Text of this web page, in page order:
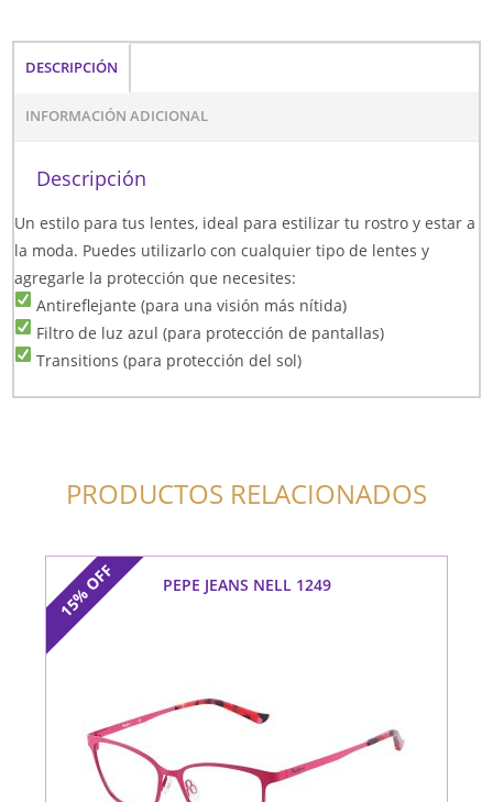
DESCRIPCIÓN
INFORMACIÓN ADICIONAL
Descripción
Un estilo para tus lentes, ideal para estilizar tu rostro y estar a
la moda. Puedes utilizarlo con cualquier tipo de lentes y
agregarle la protección que necesites:
Antireflejante (para una visión más nítida)
Filtro de luz azul (para protección de pantallas)
Transitions (para protección del sol)
PRODUCTOS RELACIONADOS
15%
OFF PEPE JEANS NELL 1249